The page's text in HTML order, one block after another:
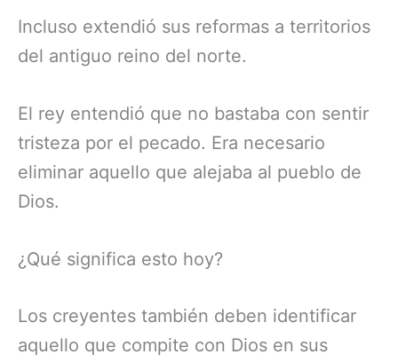
Incluso extendió sus reformas a territorios
del antiguo reino del norte.
El rey entendió que no bastaba con sentir
tristeza por el pecado. Era necesario
eliminar aquello que alejaba al pueblo de
Dios.
¿Qué significa esto hoy?
Los creyentes también deben identificar
aquello que compite con Dios en sus